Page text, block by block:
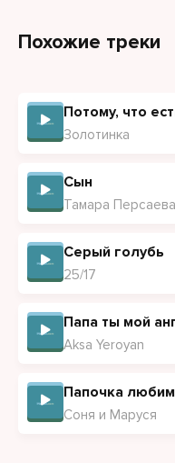
Похожие треки
Потому, что
Золотинка
Сын
Тамара Персаева
Серый голубь
25/17
Папа ты мой
Aksa Yeroyan
Папочка
Соня и Маруся